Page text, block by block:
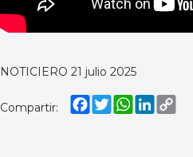
NOTICIERO 21 julio 2025
Compartir:
Facebook
TwitterWhatsApp
LinkedInCopy